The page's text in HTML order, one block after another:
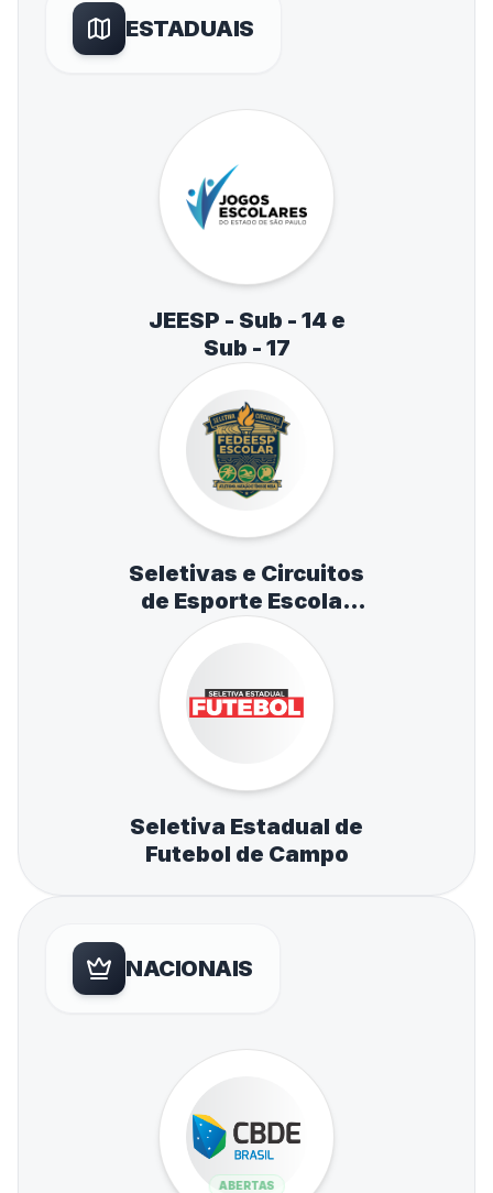
ESTADUAIS
JEESP - Sub - 14 e
Sub - 17
Seletivas e Circuitos
de Esporte Escolar
de Atletismo,
Natação e Tênis de
Mesa
Seletiva Estadual de
Futebol de Campo
NACIONAIS
ABERTAS